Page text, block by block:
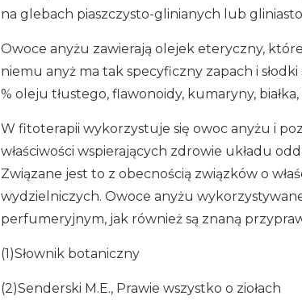
na glebach piaszczysto-glinianych lub
Owoce anyżu zawierają olejek eteryczny,
niemu anyż ma tak specyficzny zapach i
% oleju tłustego, flawonoidy, kumaryny,
W fitoterapii wykorzystuje się owoc anyżu i
właściwości wspierających zdrowie układu
Związane jest to z obecnością związków o
wydzielniczych. Owoce anyżu
perfumeryjnym, jak również są znaną
(1)Słownik botaniczny
(2)Senderski M.E., Prawie wszystko o ziołach